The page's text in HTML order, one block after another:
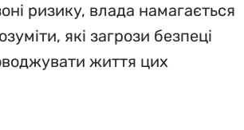
ризику, влада намагається
які загрози безпеці
життя цих